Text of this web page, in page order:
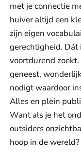
met je connectie
huiver altijd een
zijn eigen
gerechtigheid. Dát
voortdurend
geneest,
nodigt waardoor
Alles en plein
Want als je het
outsiders
hoop in de wereld?